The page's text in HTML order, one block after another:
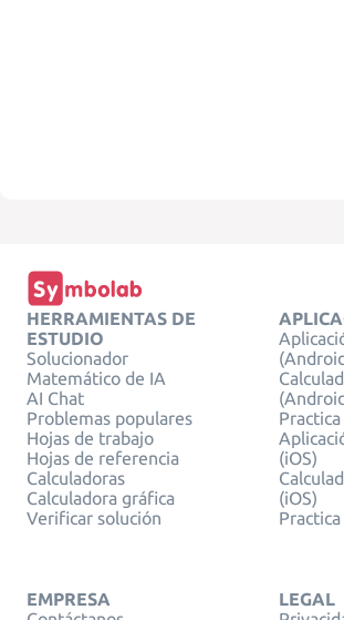
HERRAMIENTAS DE
ESTUDIO
Solucionador
Matemático de IA
AI Chat
Problemas populares
Hojas de trabajo
Hojas de referencia
Calculadoras
Calculadora gráfica
Verificar solución
(iOS)
(iOS)
Practica
EMPRESA
LEGAL